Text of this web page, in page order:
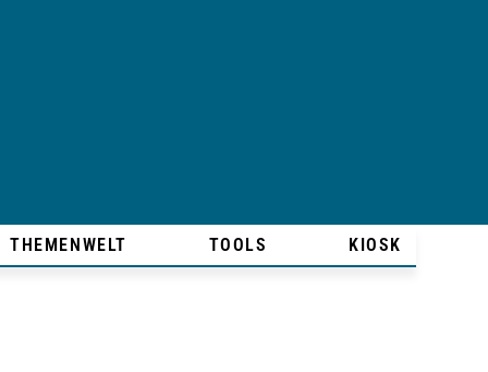
THEMENWELT TOOLS KIOSK